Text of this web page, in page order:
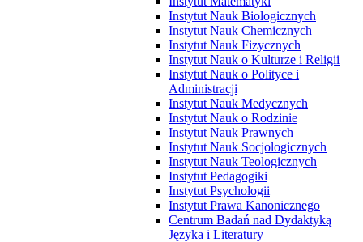
Instytut Nauk Biologicznych
Instytut Nauk Chemicznych
Instytut Nauk Fizycznych
Instytut Nauk o Kulturze i Religii
Instytut Nauk o Polityce i
Administracji
Instytut Nauk Medycznych
Instytut Nauk o Rodzinie
Instytut Nauk Prawnych
Instytut Nauk Socjologicznych
Instytut Nauk Teologicznych
Instytut Pedagogiki
Instytut Psychologii
Instytut Prawa Kanonicznego
Centrum Badań nad Dydaktyką
Języka i Literatury